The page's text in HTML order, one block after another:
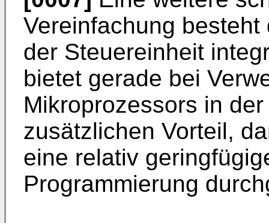
Vereinfachung
der Steuereinheit
bietet gerade bei
Mikroprozessors in
zusätzlichen Vorteil,
eine relativ
Programmierung